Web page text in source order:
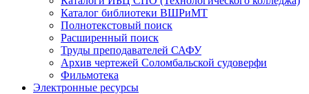
Каталог библиотеки ВШРиМТ
Полнотекстовый поиск
Расширенный поиск
Труды преподавателей САФУ
Архив чертежей Соломбальской судоверфи
Фильмотека
Электронные ресурсы